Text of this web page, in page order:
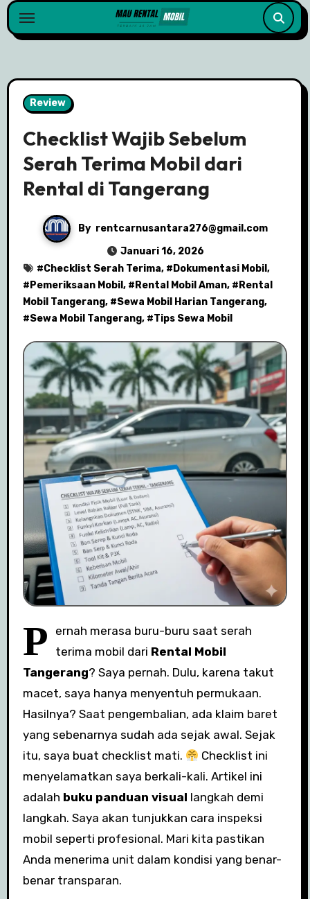
Skip
to
Review
Checklist Wajib Sebelum
Serah Terima Mobil dari
Rental di Tangerang
By rentcarnusantara276@gmail.com
Januari 16, 2026
#Checklist Serah Terima, # Dokumentasi Mobil ,
# Pemeriksaan Mobil , # Rental Mobil Aman, # Rental
Mobil Tangerang, #Sewa Mobil Harian Tangerang,
#Sewa Mobil Tangerang, #Tips Sewa Mobil
P
ernah merasa buru-buru saat serah
terima mobil dari Rental Mobil
Tangerang? Saya pernah. Dulu, karena takut
macet, saya hanya menyentuh permukaan.
Hasilnya? Saat pengembalian, ada klaim baret
yang sebenarnya sudah ada sejak awal. Sejak
itu, saya buat checklist mati.
Checklist ini
menyelamatkan saya berkali-kali. Artikel ini
adalah buku panduan visual langkah demi
langkah. Saya akan tunjukkan cara inspeksi
mobil seperti profesional. Mari kita pastikan
Anda menerima unit dalam kondisi yang benar-
benar transparan.